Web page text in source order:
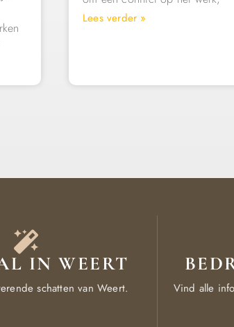
Lees verder »
IN WEERT
schatten van Weert.
Vind alle